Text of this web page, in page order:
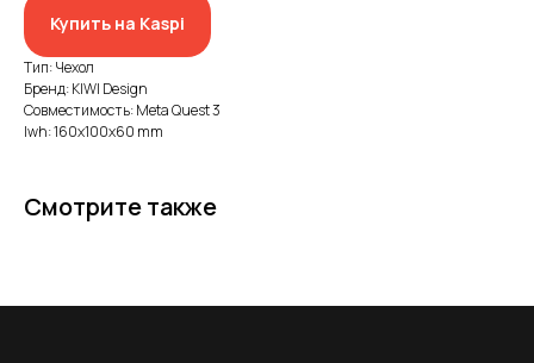
Купить на Kaspi
Тип: Чехол
Бренд: KIWI Design
Совместимость: Meta Quest 3
lwh: 160x100x60 mm
Смотрите также
КАТЕГОРИИ
Хиты продаж
Новинки 2025
Аксессуары для VR/AR/MR